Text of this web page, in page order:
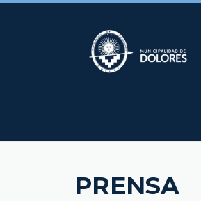
Skip
PRENSA